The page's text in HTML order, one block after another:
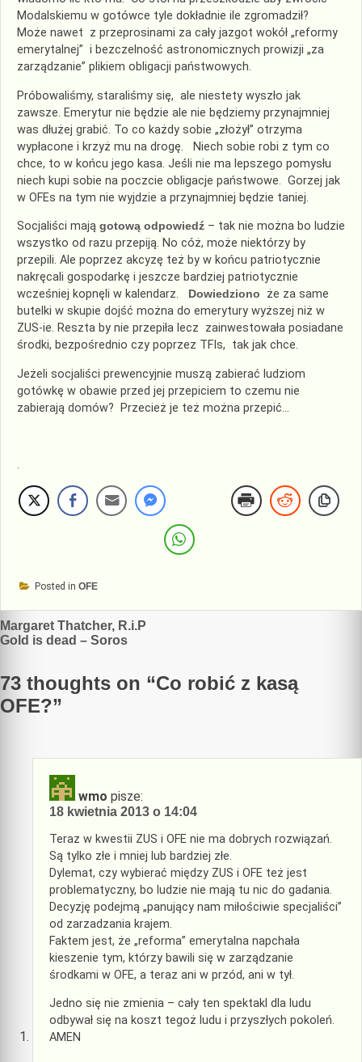
Modalskiemu w gotówce tyle dokładnie ile zgromadził?
Może nawet z przeprosinami za cały jazgot wokół „reformy
emerytalnej” i bezczelność astronomicznych prowizji „za
zarządzanie” plikiem obligacji państwowych.
Próbowaliśmy, staraliśmy się, ale niestety wyszło jak
zawsze. Emerytur nie będzie ale nie będziemy przynajmniej
was dłużej grabić. To co każdy sobie „złożył” otrzyma
wypłacone i krzyż mu na drogę. Niech sobie robi z tym co
chce, to w końcu jego kasa. Jeśli nie ma lepszego pomysłu
niech kupi sobie na poczcie obligacje państwowe. Gorzej jak
w OFEs na tym nie wyjdzie a przynajmniej będzie taniej.
Socjaliści mają gotową odpowiedź – tak nie można bo ludzie
wszystko od razu przepiją. No cóż, może niektórzy by
przepili. Ale poprzez akcyzę też by w końcu patriotycznie
nakręcali gospodarkę i jeszcze bardziej patriotycznie
wcześniej kopnęli w kalendarz. Dowiedziono że za same
butelki w skupie dojść można do emerytury wyższej niż w
ZUS-ie. Reszta by nie przepiła lecz zainwestowała posiadane
środki, bezpośrednio czy poprzez TFIs, tak jak chce.
Jeżeli socjaliści prewencyjnie muszą zabierać ludziom
gotówkę w obawie przed jej przepiciem to czemu nie
zabierają domów? Przecież je też można przepić…
.
Posted in OFE
Nawigacja
wpisu
Margaret Thatcher, R.i.P
Gold is dead – Soros
73 thoughts on “Co robić z kasą
OFE?”
wmo pisze:
18 kwietnia 2013 o 14:04
Teraz w kwestii ZUS i OFE nie ma dobrych rozwiązań.
Są tylko złe i mniej lub bardziej złe.
Dylemat, czy wybierać między ZUS i OFE też jest
problematyczny, bo ludzie nie mają tu nic do gadania.
Decyzję podejmą „panujący nam miłościwie specjaliści”
od zarzadzania krajem.
Faktem jest, że „reforma” emerytalna napchała
kieszenie tym, którzy bawili się w zarządzanie
środkami w OFE, a teraz ani w przód, ani w tył.
Jedno się nie zmienia – cały ten spektakl dla ludu
odbywał się na koszt tegoż ludu i przyszłych pokoleń.
AMEN